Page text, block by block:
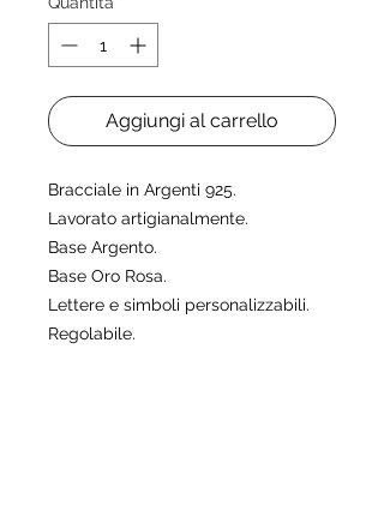
Aggiungi al carrello
Bracciale in Argenti 925.
Lavorato artigianalmente.
Base Argento.
Base Oro Rosa.
Lettere e simboli personalizzabili.
Regolabile.